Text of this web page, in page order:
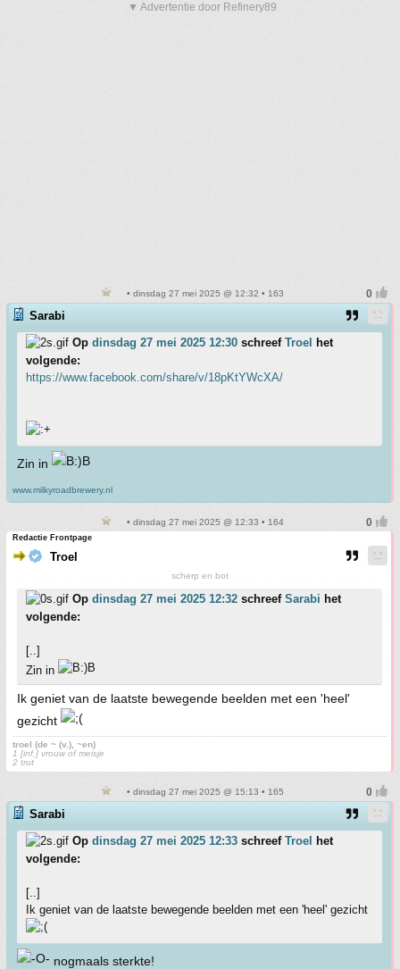
▼ Advertentie door Refinery89
• dinsdag 27 mei 2025 @ 12:32 • 163
Sarabi
Op dinsdag 27 mei 2025 12:30 schreef Troel
het
volgende:
https://www.facebook.com/share/v/18pKtYWcXA/
Zin in
www.milkyroadbrewery.nl
• dinsdag 27 mei 2025 @ 12:33 • 164
Redactie Frontpage
Troel
scherp en bot
Op dinsdag 27 mei 2025 12:32 schreef Sarabi het
volgende:
[..]
Zin in
Ik geniet van de laatste bewegende beelden met een 'heel'
gezicht
troel (de ~ (v.), ~en)
1 [inf.] vrouw of meisje
2 trut
• dinsdag 27 mei 2025 @ 15:13 • 165
Sarabi
Op dinsdag 27 mei 2025 12:33 schreef Troel
het
volgende:
[..]
Ik geniet van de laatste bewegende beelden met een 'heel' gezicht
nogmaals sterkte!